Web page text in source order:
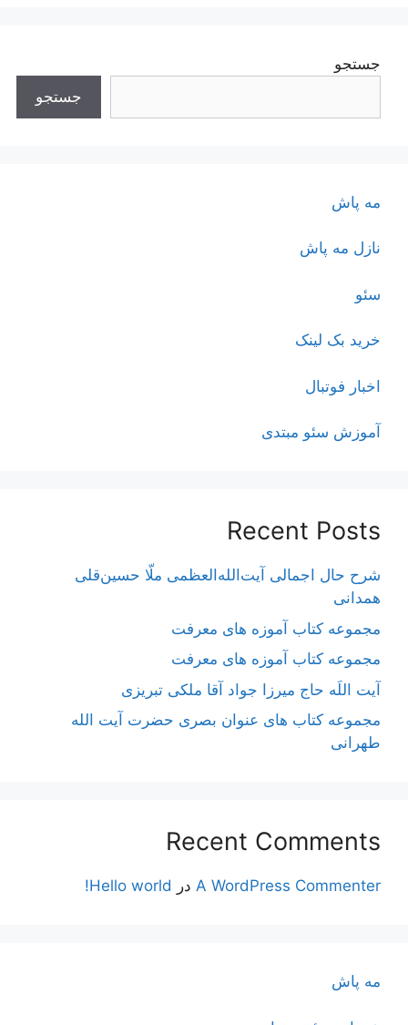
جستجو
جستجو
مه پاش
نازل مه پاش
سئو
خرید بک لینک
اخبار فوتبال
آموزش سئو مبتدی
Recent Posts
شرح حال اجمالی آیت‌الله‌العظمی ملّا حسین‌قلی
همدانی
مجموعه کتاب آموزه های معرفت
مجموعه کتاب آموزه های معرفت
آیت اللَه حاج میرزا جواد آقا ملکی تبریزی
مجموعه کتاب های عنوان بصری حضرت آیت الله
طهرانی
Recent Comments
A WordPress Commenter در Hello world!
مه پاش